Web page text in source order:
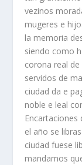
vezinos
mugeres e
la memoria
siendo como
corona real
servidos de
ciudad da e
noble e leal
Encartaciones
el año se
ciudad fuese
mandamos